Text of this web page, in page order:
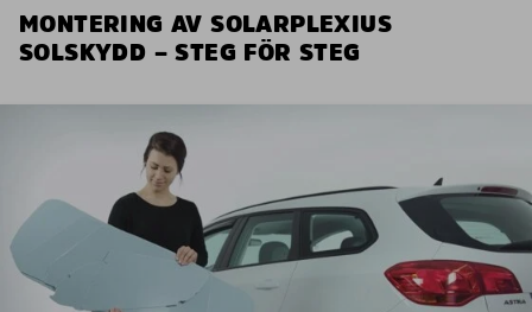
MONTERING AV SOLARPLEXIUS
SOLSKYDD – STEG FÖR STEG